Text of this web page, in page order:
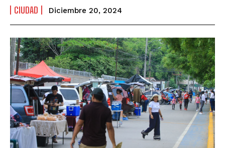
CIUDAD Diciembre 20, 2024